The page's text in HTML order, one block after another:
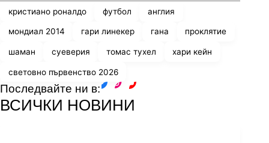
кристиано роналдо футбол англия
мондиал 2014 гари линекер гана проклятие
шаман суеверия томас тухел хари кейн
световно първенство 2026
Последвайте ни в:
ВСИЧКИ НОВИНИ